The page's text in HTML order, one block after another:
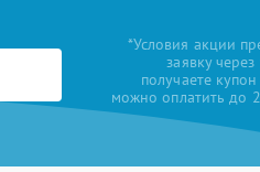
*Условия акции
заявку
получаете
можно оплатить до